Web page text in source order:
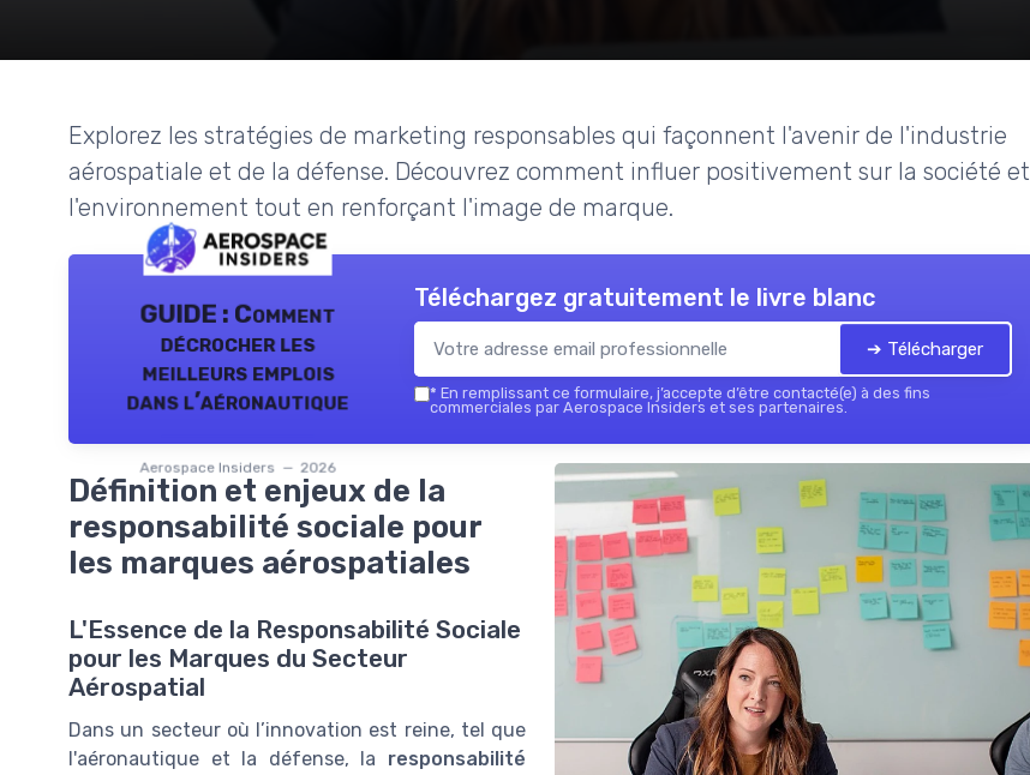
Explorez les stratégies de marketing responsables qui façonnent l'avenir de l'industrie
aérospatiale et de la défense. Découvrez comment influer positivement sur la société et
l'environnement tout en renforçant l'image de marque.
GUIDE : Comment
décrocher les
meilleurs emplois
dans l’aéronautique
Aerospace Insiders — 2026
Téléchargez gratuitement le livre blanc
➔ Télécharger
* En remplissant ce formulaire, j’accepte d’être contacté(e) à des fins
commerciales par Aerospace Insiders et ses partenaires.
Définition et enjeux de la
responsabilité sociale pour
les marques aérospatiales
L'Essence de la Responsabilité Sociale
pour les Marques du Secteur
Aérospatial
Dans un secteur où l’innovation est reine, tel que
l'aéronautique et la défense, la responsabilité